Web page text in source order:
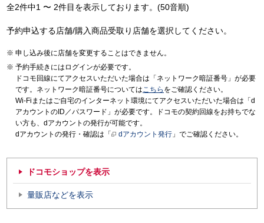
全2件中1 〜 2件目を表示しております。(50音順)
予約申込する店舗/購入商品受取り店舗を選択してください。
申し込み後に店舗を変更することはできません。
予約手続きにはログインが必要です。
ドコモ回線にてアクセスいただいた場合は「ネットワーク暗証番号」が必要
です。ネットワーク暗証番号についてはこちら をご確認ください。
Wi-Fiまたはご自宅のインターネット環境にてアクセスいただいた場合は「d
アカウントのID／パスワード」が必要です。ドコモの契約回線をお持ちでな
い方も、dアカウントの発行が可能です。
dアカウントの発行・確認は「
dアカウント発行 」でご確認ください。
ドコモショップを表示
量販店などを表示